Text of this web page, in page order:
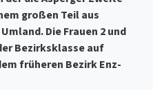
großen Teil aus
Die Frauen 2 und
Bezirksklasse auf
früheren Bezirk Enz-